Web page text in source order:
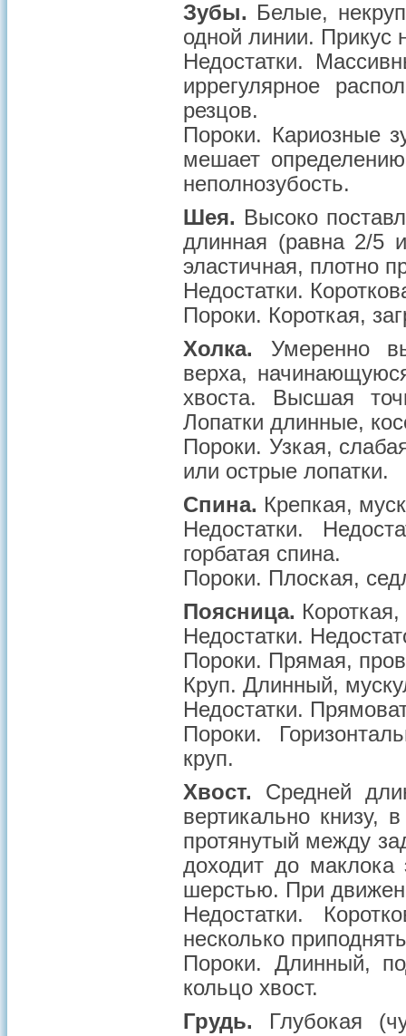
Зубы. Белые,
одной линии. Прикус
Недостатки.
иррегулярное
резцов.
Пороки. Кариозные
мешает
неполнозубость.
Шея. Высоко
длинная (равна 2/5
эластичная, плотно
Недостатки.
Пороки. Короткая,
Холка. Умеренно
верха,
хвоста. Высшая
Лопатки длинные,
Пороки. Узкая,
или острые лопатки.
Спина. Крепкая,
Недостатки.
горбатая спина.
Пороки. Плоская,
Поясница.
Недостатки.
Пороки. Прямая,
Круп. Длинный,
Недостатки.
Пороки.
круп.
Хвост. Средней
вертикально книзу,
протянутый между
доходит до маклока
шерстью. При
Недостатки.
несколько
Пороки. Длинный,
кольцо хвост.
Грудь. Глубокая